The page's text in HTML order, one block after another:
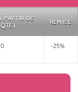
PARTIR DE
REMISE
-25%